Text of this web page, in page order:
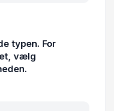
typen. For
vælg